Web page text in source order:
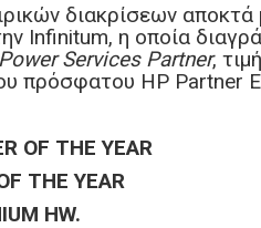
διακρίσεων
Infinitum, η οποία
Power Services Partner,
πρόσφατου ΗP Partner
OF THE YEAR
THE YEAR
HW.